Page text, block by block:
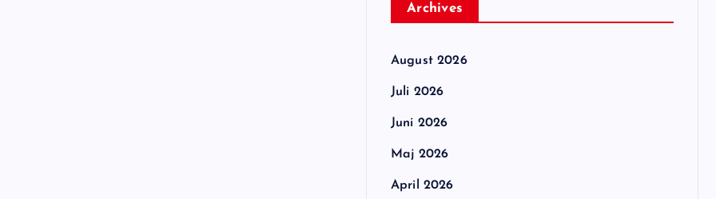
Archives
August 2026
Juli 2026
Juni 2026
Maj 2026
April 2026